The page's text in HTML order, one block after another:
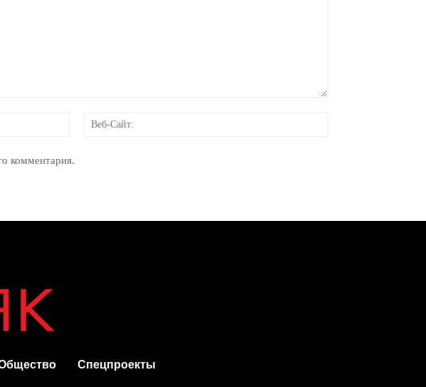
Электронная
комментария.
Спецпроекты